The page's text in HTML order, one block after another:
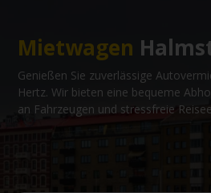
Mietwagen
Genießen Sie zuverlässige
Hertz. Wir bieten eine bequeme
an Fahrzeugen und stressfreie